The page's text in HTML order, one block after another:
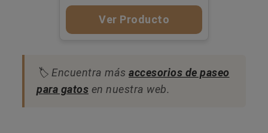
Ver Producto
🏷️ Encuentra más accesorios de paseo
para gatos en nuestra web.